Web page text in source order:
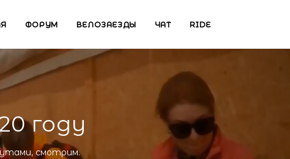
ФОРУМ ВЕЛОЗАЕЗДЫ ЧАТ RIDE
году
смотрим.